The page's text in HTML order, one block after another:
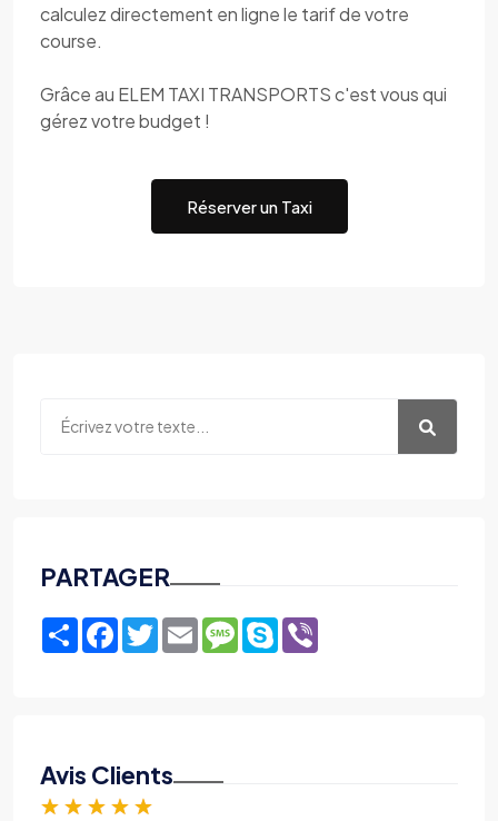
calculez directement en ligne le tarif de votre
course.
Grâce au ELEM TAXI TRANSPORTS c'est vous qui
gérez votre budget !
Réserver un Taxi
PARTAGER
ShareFacebook
TwitterEmailMessage
Skype
Avis Clients
★ ★ ★ ★ ★